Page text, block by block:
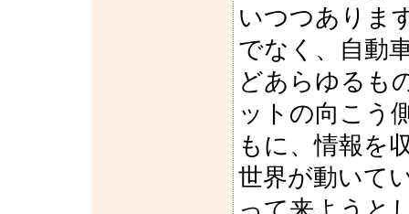
いつつありま
でなく、自動
どあらゆるも
ットの向こう
もに、情報を
世界が動いて